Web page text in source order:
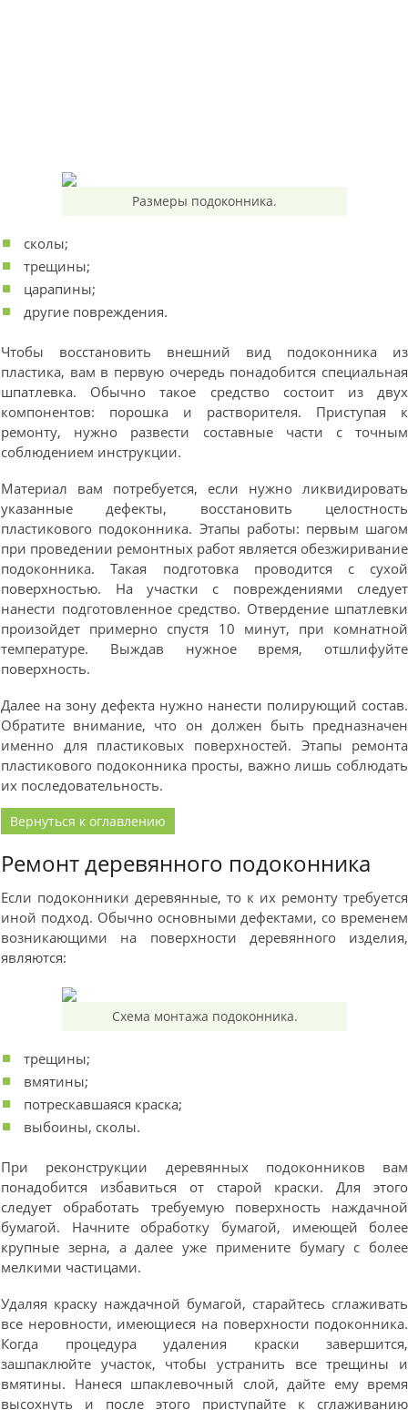
Размеры подоконника.
сколы;
трещины;
царапины;
другие повреждения.
Чтобы восстановить внешний вид подоконника из
пластика, вам в первую очередь понадобится специальная
шпатлевка. Обычно такое средство состоит из двух
компонентов: порошка и растворителя. Приступая к
ремонту, нужно развести составные части с точным
соблюдением инструкции.
Материал вам потребуется, если нужно ликвидировать
указанные дефекты, восстановить целостность
пластикового подоконника. Этапы работы: первым шагом
при проведении ремонтных работ является обезжиривание
подоконника. Такая подготовка проводится с сухой
поверхностью. На участки с повреждениями следует
нанести подготовленное средство. Отвердение шпатлевки
произойдет примерно спустя 10 минут, при комнатной
температуре. Выждав нужное время, отшлифуйте
поверхность.
Далее на зону дефекта нужно нанести полирующий состав.
Обратите внимание, что он должен быть предназначен
именно для пластиковых поверхностей. Этапы ремонта
пластикового подоконника просты, важно лишь соблюдать
их последовательность.
Вернуться к оглавлению
Ремонт деревянного подоконника
Если подоконники деревянные, то к их ремонту требуется
иной подход. Обычно основными дефектами, со временем
возникающими на поверхности деревянного изделия,
являются:
Схема монтажа подоконника.
трещины;
вмятины;
потрескавшаяся краска;
выбоины, сколы.
При реконструкции деревянных подоконников вам
понадобится избавиться от старой краски. Для этого
следует обработать требуемую поверхность наждачной
бумагой. Начните обработку бумагой, имеющей более
крупные зерна, а далее уже примените бумагу с более
мелкими частицами.
Удаляя краску наждачной бумагой, старайтесь сглаживать
все неровности, имеющиеся на поверхности подоконника.
Когда процедура удаления краски завершится,
зашпаклюйте участок, чтобы устранить все трещины и
вмятины. Нанеся шпаклевочный слой, дайте ему время
высохнуть и после этого приступайте к сглаживанию